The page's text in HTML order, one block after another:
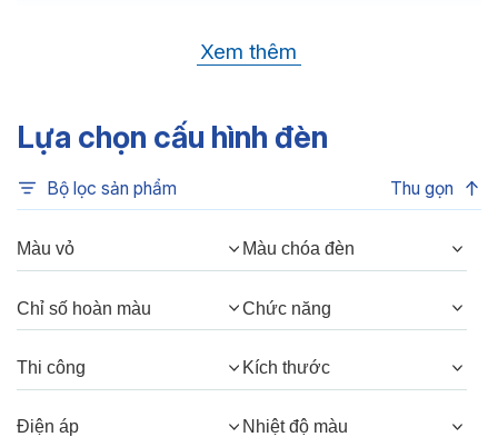
OSRAM(GERMANY)
Nhiệt độ màu:6500K, 4000K, 3500K,
3000K, 3CCT
Chỉ số hoàn màu:
Quang thông:
480lm(C), 480lm(N),
Góc chiếu:38°, 24°
Thông số Điện & Lắp đặt
Xem thêm
Lựa chọn cấu hình đèn
Bộ lọc sản phẩm Thu gọn
Màu vỏ Màu chóa đèn
Chỉ số hoàn màu Chức năng
Thi công Kích thước
Điện áp Nhiệt độ màu